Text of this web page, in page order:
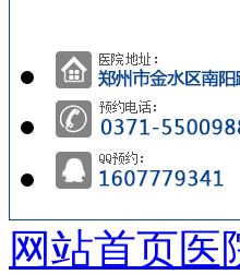
网站首页医